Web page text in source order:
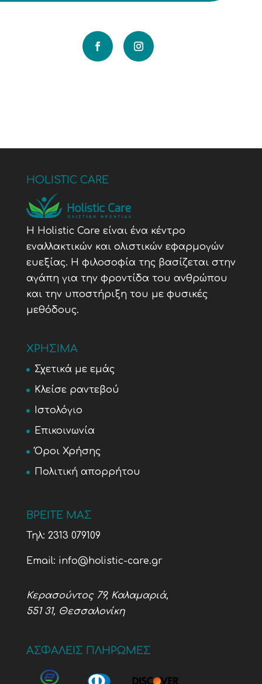
HOLISTIC CARE
Η Holistic Care είναι ένα κέντρο
εναλλακτικών και ολιστικών εφαρμογών
ευεξίας. Η φιλοσοφία της βασίζεται στην
αγάπη για την φροντίδα του ανθρώπου
και την υποστήριξη του με φυσικές
μεθόδους.
ΧΡΗΣΙΜΑ
Σχετικά με εμάς
Κλείσε ραντεβού
Ιστολόγιο
Επικοινωνία
Όροι Χρήσης
Πολιτική απορρήτου
ΒΡΕΙΤΕ ΜΑΣ
Τηλ: 2313 079109
Email: info@holistic-care.gr
Κερασούντος 79, Καλαμαριά,
551 31, Θεσσαλονίκη
ΑΣΦΑΛΕΙΣ ΠΛΗΡΩΜΕΣ